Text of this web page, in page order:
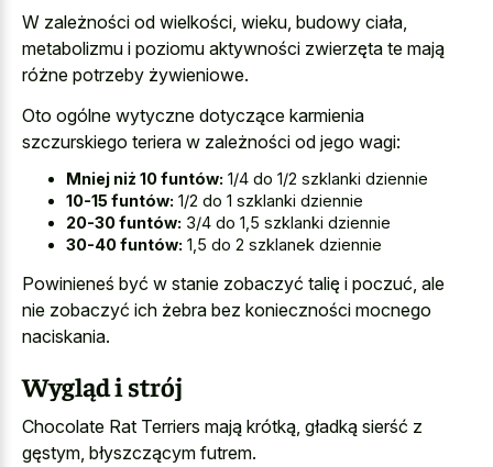
W zależności od wielkości, wieku, budowy ciała,
metabolizmu i poziomu aktywności zwierzęta te mają
różne potrzeby żywieniowe.
Oto ogólne wytyczne dotyczące karmienia
szczurskiego teriera w zależności od jego wagi:
Mniej niż 10 funtów: 1/4 do 1/2 szklanki dziennie
10-15 funtów: 1/2 do 1 szklanki dziennie
20-30 funtów: 3/4 do 1,5 szklanki dziennie
30-40 funtów: 1,5 do 2 szklanek dziennie
Powinieneś być w stanie zobaczyć talię i poczuć, ale
nie zobaczyć ich żebra bez konieczności mocnego
naciskania.
Wygląd i strój
Chocolate Rat Terriers mają krótką, gładką sierść z
gęstym, błyszczącym futrem.